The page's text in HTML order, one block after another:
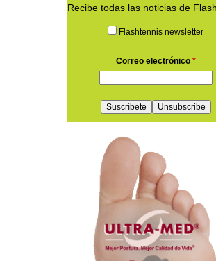
Recibe todas las noticias de
Flashtennis newsletter
Correo electrónico *